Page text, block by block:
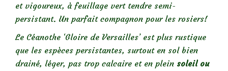
et vigoureux, à feuillage vert tendre semi-
persistant. Un parfait compagnon pour les rosiers!
Le Céanothe ‘Gloire de Versailles’ est plus rustique
que les espèces persistantes, surtout en sol bien
drainé, léger, pas trop calcaire et en plein soleil ou